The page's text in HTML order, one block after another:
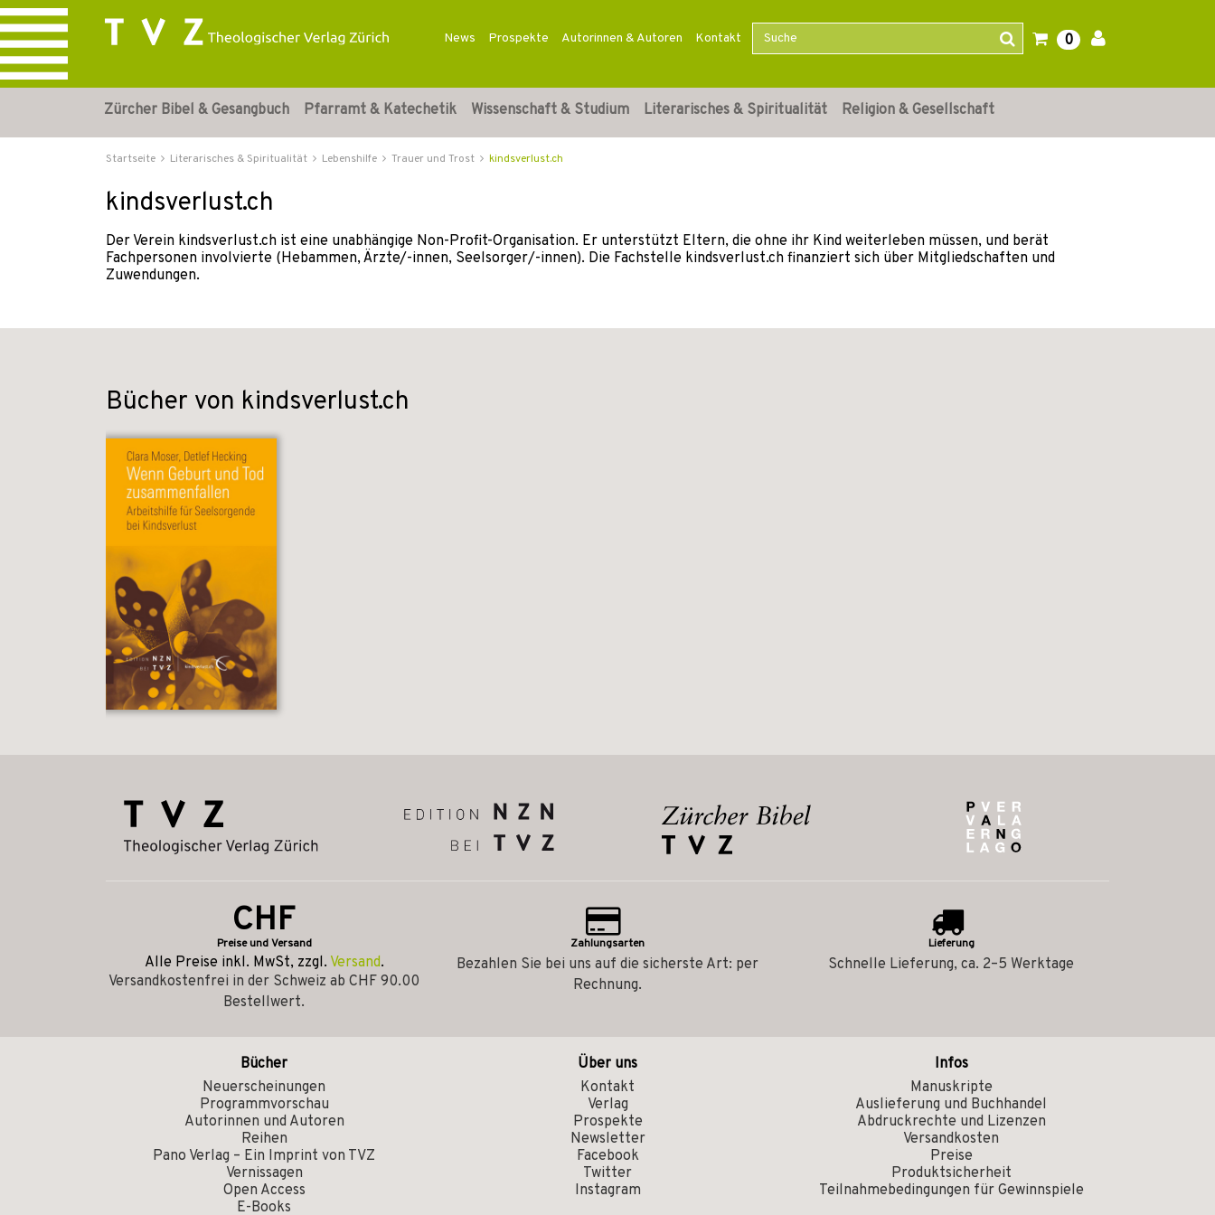
News Prospekte Autorinnen & Autoren Kontakt 0
Zürcher Bibel & Gesangbuch Pfarramt & Katechetik Wissenschaft & Studium Literarisches & Spiritualität Religion & Gesellschaft
Startseite Literarisches & Spiritualität Lebenshilfe Trauer und Trost kindsverlust.ch
kindsverlust.ch
Der Verein kindsverlust.ch ist eine unabhängige Non-Profit-Organisation. Er unterstützt Eltern, die ohne ihr Kind weiterleben müssen, und berät
Fachpersonen involvierte (Hebammen, Ärzte/-innen, Seelsorger/-innen). Die Fachstelle kindsverlust.ch finanziert sich über Mitgliedschaften und
Zuwendungen.
Bücher von kindsverlust.ch
CHF
Preise und Versand
Alle Preise inkl. MwSt, zzgl. Versand.
Versandkostenfrei in der Schweiz ab CHF 90.00
Bestellwert.
Zahlungsarten
Bezahlen Sie bei uns auf die sicherste Art: per
Rechnung.
Lieferung
Schnelle Lieferung, ca. 2–5 Werktage
Bücher
Neuerscheinungen
Programmvorschau
Autorinnen und Autoren
Reihen
Pano Verlag – Ein Imprint von TVZ
Vernissagen
Open Access
E-Books
Über uns
Kontakt
Verlag
Prospekte
Newsletter
Facebook
Twitter
Instagram
Infos
Manuskripte
Auslieferung und Buchhandel
Abdruckrechte und Lizenzen
Versandkosten
Preise
Produktsicherheit
Teilnahmebedingungen für Gewinnspiele